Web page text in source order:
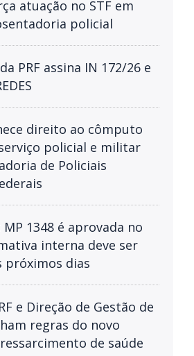
atuação no STF em
policial
PRF assina IN 172/26 e
direito ao cômputo
policial e militar
de Policiais
1348 é aprovada no
interna deve ser
próximos dias
e Direção de Gestão de
regras do novo
de saúde